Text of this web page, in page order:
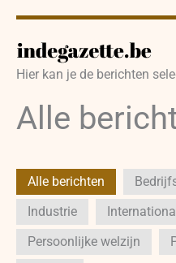
Hier kan je de berichten
Alle
Alle berichten
Industrie
Persoonlijke welzijn